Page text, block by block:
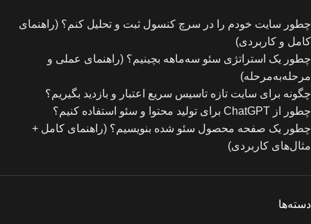
چطور سایت خودم را در سرچ کنسول ثبت و تحلیل کنم؟ (راهنمای
کامل و کاربردی)
چطور یک استراتژی سئو سه‌ماهه بچینیم؟ (راهنمای عملی و
مرحله‌به‌مرحله)
چگونه برای سایت تازه‌ تاسیس سریع اعتبار و بازدید بگیریم؟
چطور از ChatGPT برای تولید محتوا و سئو استفاده کنیم؟
چطور یک صفحه محصول سئو شده بنویسیم؟ (راهنمای کامل +
مثال‌های کاربردی)
دسته‌ها